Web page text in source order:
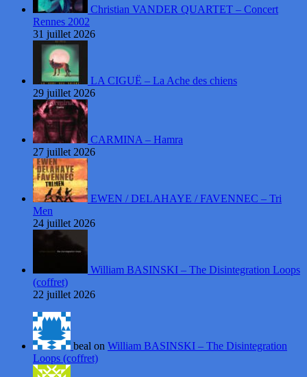
Christian VANDER QUARTET – Concert
Rennes 2002
31 juillet 2026
LA CIGUË – La Ache des chiens
29 juillet 2026
CARMINA – Hamra
27 juillet 2026
EWEN / DELAHAYE / FAVENNEC – Tri
Men
24 juillet 2026
William BASINSKI – The Disintegration Loops
(coffret)
22 juillet 2026
beal on William BASINSKI – The Disintegration
Loops (coffret)